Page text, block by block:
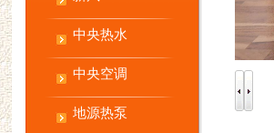
中央热水
中央空调
地源热泵